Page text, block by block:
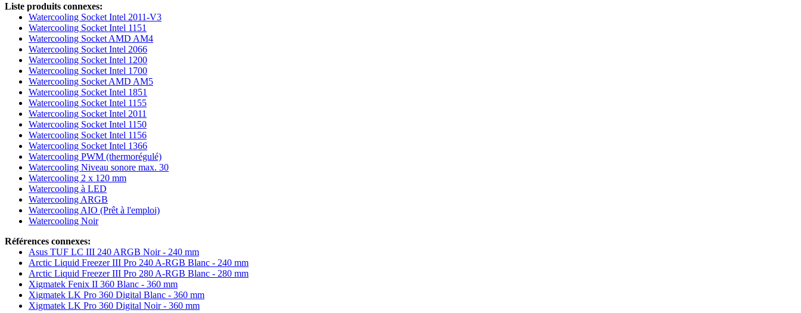
Liste produits connexes:
Watercooling Socket Intel 2011-V3
Watercooling Socket Intel 1151
Watercooling Socket AMD AM4
Watercooling Socket Intel 2066
Watercooling Socket Intel 1200
Watercooling Socket Intel 1700
Watercooling Socket AMD AM5
Watercooling Socket Intel 1851
Watercooling Socket Intel 1155
Watercooling Socket Intel 2011
Watercooling Socket Intel 1150
Watercooling Socket Intel 1156
Watercooling Socket Intel 1366
Watercooling PWM (thermorégulé)
Watercooling Niveau sonore max. 30
Watercooling 2 x 120 mm
Watercooling à LED
Watercooling ARGB
Watercooling AIO (Prêt à l'emploi)
Watercooling Noir
Références connexes:
Asus TUF LC III 240 ARGB Noir - 240 mm
Arctic Liquid Freezer III Pro 240 A-RGB Blanc - 240 mm
Arctic Liquid Freezer III Pro 280 A-RGB Blanc - 280 mm
Xigmatek Fenix II 360 Blanc - 360 mm
Xigmatek LK Pro 360 Digital Blanc - 360 mm
Xigmatek LK Pro 360 Digital Noir - 360 mm